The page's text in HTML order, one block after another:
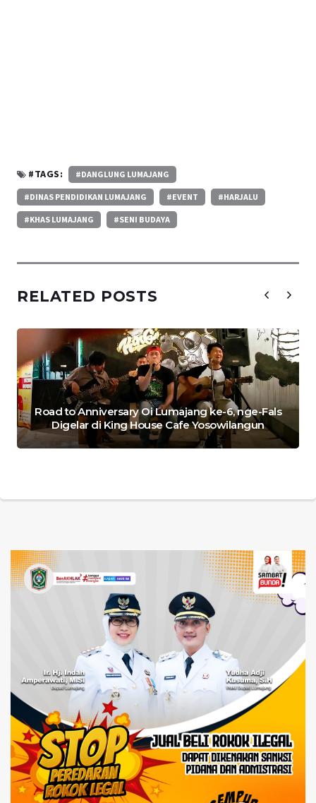
#TAGS: #DANGLUNG LUMAJANG
#DINAS PENDIDIKAN LUMAJANG #EVENT #HARJALU
#KHAS LUMAJANG #SENI BUDAYA
RELATED POSTS
Road to Anniversary Oi Lumajang ke-6, nge-Fals
Digelar di King House Cafe Yosowilangun